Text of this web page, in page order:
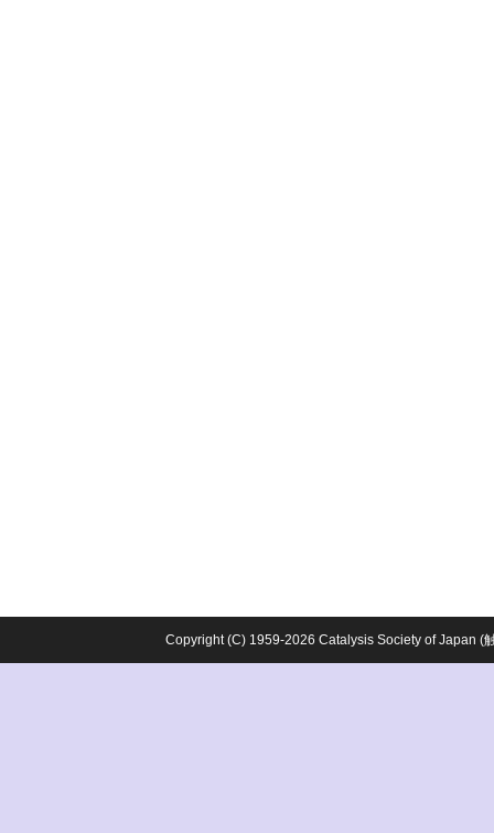
Copyright (C) 1959-2026 Catalysis Society of Japan (